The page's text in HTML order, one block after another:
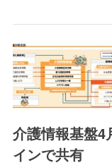
介護情報基盤
インで共有